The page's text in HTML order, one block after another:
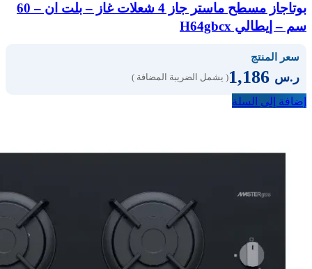
بوتاجاز مسطح ماستر جاز 4 شعلات غاز – بلت ان – 60
سم – إيطالي H64gbcx
سعر المنتج
ر.س ( يشمل الضريبة المضافة )
إضافة إلى السلة